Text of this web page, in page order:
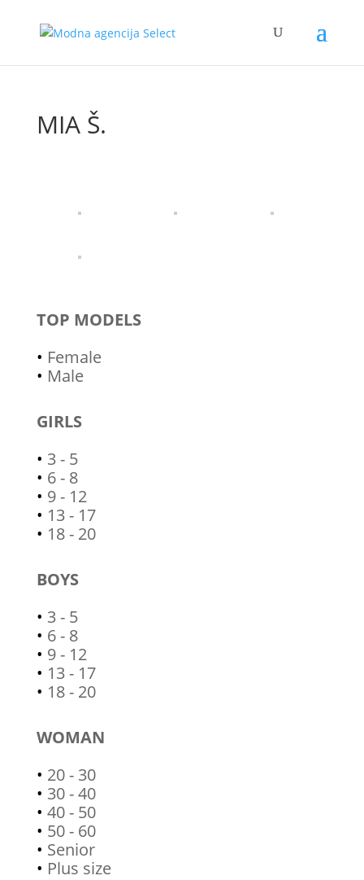
MIA Š.
TOP MODELS
• Female
• Male
GIRLS
• 3 - 5
• 6 - 8
• 9 - 12
• 13 - 17
• 18 - 20
BOYS
• 3 - 5
• 6 - 8
• 9 - 12
• 13 - 17
• 18 - 20
WOMAN
• 20 - 30
• 30 - 40
• 40 - 50
• 50 - 60
• Senior
• Plus size